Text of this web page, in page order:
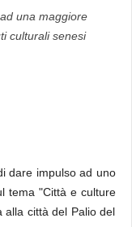
una maggiore
culturali senesi
dare impulso ad uno
tema "Città e culture
alla città del Palio del